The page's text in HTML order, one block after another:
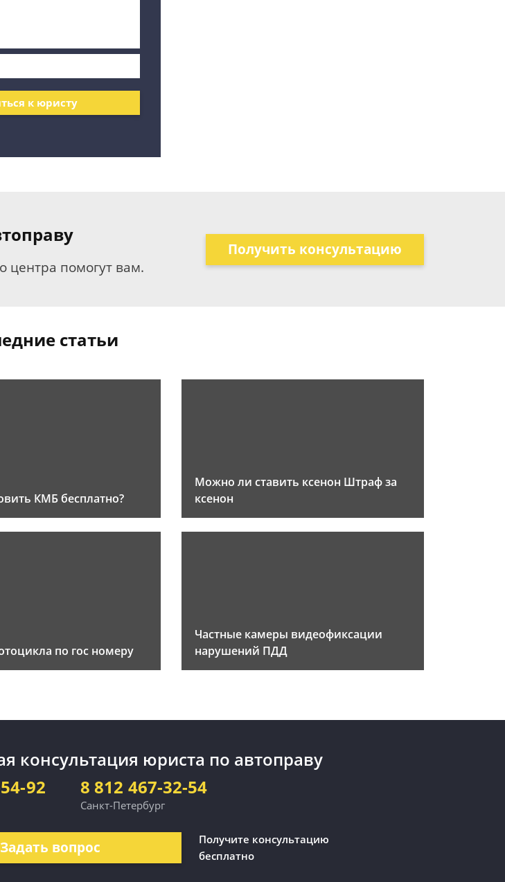
к юристу
центра помогут вам.
Получить консультацию
статьи
КМБ бесплатно?
Можно ли ставить ксенон Штраф за
ксенон
по гос номеру
Частные камеры видеофиксации
нарушений ПДД
консультация юриста по автоправу
92
8 812 467-32-54
Санкт-Петербург
Задать вопрос
Получите консультацию
бесплатно